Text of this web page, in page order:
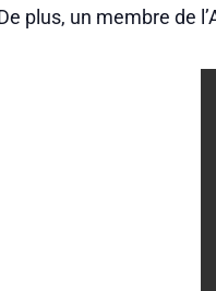
plus, un membre de